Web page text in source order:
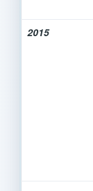
2015